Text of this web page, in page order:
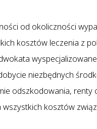
od okoliczności
kosztów leczenia z
niezbędnych
odszkodowania, renty
kosztów